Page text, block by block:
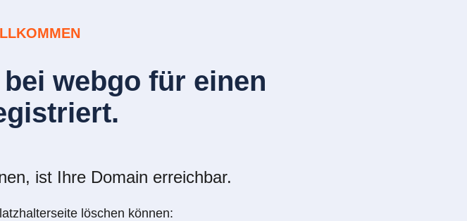
webgo für einen
ist Ihre Domain erreichbar.
löschen können: